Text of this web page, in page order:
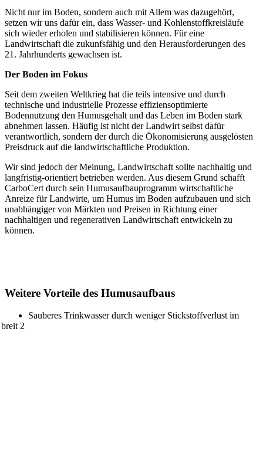
Nicht nur im Boden, sondern auch mit Allem was dazugehört,
setzen wir uns dafür ein, dass Wasser- und Kohlenstoffkreisläufe
sich wieder erholen und stabilisieren können. Für eine
Landwirtschaft die zukunfsfähig und den Herausforderungen des
21. Jahrhunderts gewachsen ist.
Der Boden im Fokus
Seit dem zweiten Weltkrieg hat die teils intensive und durch
technische und industrielle Prozesse effiziensoptimierte
Bodennutzung den Humusgehalt und das Leben im Boden stark
abnehmen lassen. Häufig ist nicht der Landwirt selbst dafür
verantwortlich, sondern der durch die Ökonomisierung ausgelösten
Preisdruck auf die landwirtschaftliche Produktion.
Wir sind jedoch der Meinung, Landwirtschaft sollte nachhaltig und
langfristig-orientiert betrieben werden. Aus diesem Grund schafft
CarboCert durch sein Humusaufbauprogramm wirtschaftliche
Anreize für Landwirte, um Humus im Boden aufzubauen und sich
unabhängiger von Märkten und Preisen in Richtung einer
nachhaltigen und regenerativen Landwirtschaft entwickeln zu
können.
Weitere Vorteile des Humusaufbaus
Sauberes Trinkwasser durch weniger Stickstoffverlust im